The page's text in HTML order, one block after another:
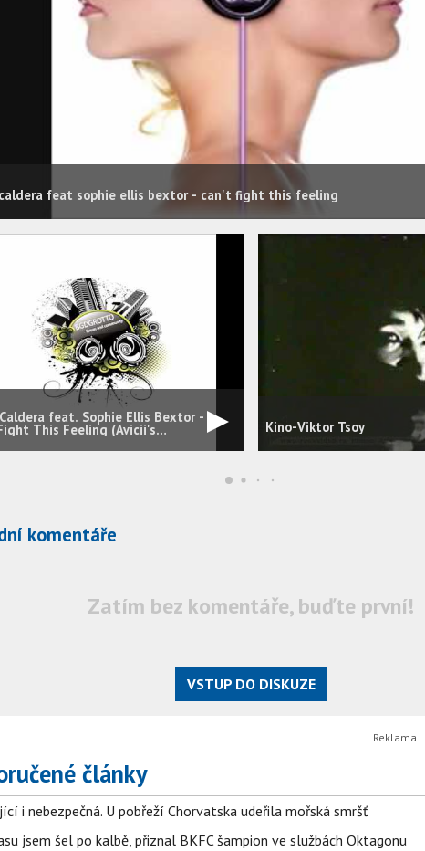
feat sophie ellis bextor - can't fight this feeling
feat. Sophie Ellis Bextor -
This Feeling (Avicii's Kino-Viktor Tsoy
komentáře
Zatím bez komentáře, buďte první!
VSTUP DO DISKUZE
články
i nebezpečná. U pobřeží Chorvatska udeřila mořská smršť
jsem šel po kalbě, přiznal BKFC šampion ve službách Oktagonu